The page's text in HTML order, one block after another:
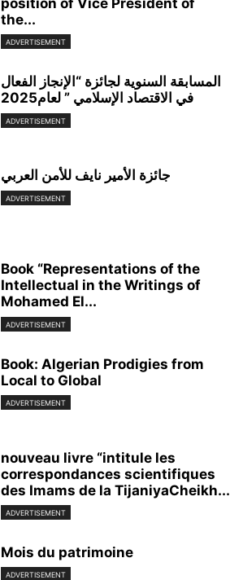
position of Vice President of
the...
ADVERTISEMENT
المسابقة السنوية لجائزة “الإنجاز الفعال
في الاقتصاد الإسلامي ” لعام2025
ADVERTISEMENT
جائزة الأمير نايف للأمن العربي
ADVERTISEMENT
Book “Representations of the
Intellectual in the Writings of
Mohamed El...
ADVERTISEMENT
Book: Algerian Prodigies from
Local to Global
ADVERTISEMENT
nouveau livre “intitule les
correspondances scientifiques
des Imams de la TijaniyaCheikh...
ADVERTISEMENT
Mois du patrimoine
ADVERTISEMENT